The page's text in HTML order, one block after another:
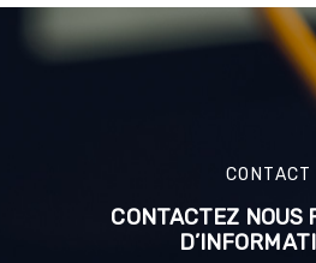
CONTACT
CONTACTEZ NOUS